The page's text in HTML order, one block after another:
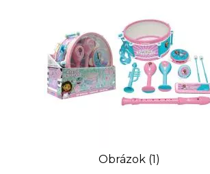
Obrázok (1)